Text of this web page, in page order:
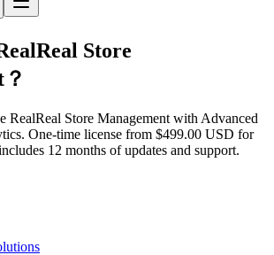
Store
RealReal Store Management with Advanced
One-time license from $499.00 USD for
12 months of updates and support.